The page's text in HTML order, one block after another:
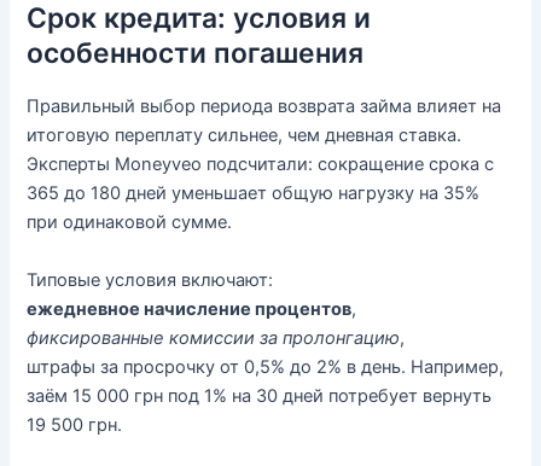
Срок кредита: условия и
особенности погашения
Правильный выбор периода возврата займа влияет на
итоговую переплату сильнее, чем дневная ставка.
Эксперты Moneyveo подсчитали: сокращение срока с
365 до 180 дней уменьшает общую нагрузку на 35%
при одинаковой сумме.
Типовые условия включают:
ежедневное начисление процентов,
фиксированные комиссии за пролонгацию,
штрафы за просрочку от 0,5% до 2% в день. Например,
заём 15 000 грн под 1% на 30 дней потребует вернуть
19 500 грн.